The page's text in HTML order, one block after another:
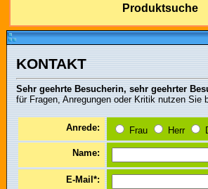
Produktsuche
KONTAKT
Sehr geehrte Besucherin, sehr geehrter
für Fragen, Anregungen oder Kritik nutzen Sie
Anrede: Frau Herr
Name:
E-Mail*: